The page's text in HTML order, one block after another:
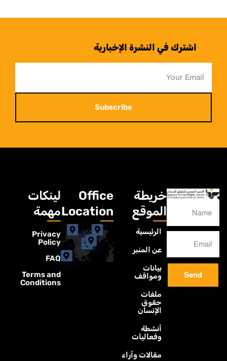
اشترك في النشرة الإخبارية
Subscribe
Send
خريطة
الموقع
الرئيسية
عن المنبر
بيانات
ومواقف
ملفات
حقوق
الإنسان
أنشطة
وفعاليات
مقالات وأراء
Office
Location
لينكات
مهمة
Privacy
Policy
FAQ
Terms and
Conditions